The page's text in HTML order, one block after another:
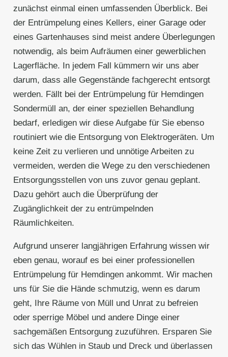
zunächst einmal einen umfassenden Überblick. Bei
der Entrümpelung eines Kellers, einer Garage oder
eines Gartenhauses sind meist andere Überlegungen
notwendig, als beim Aufräumen einer gewerblichen
Lagerfläche. In jedem Fall kümmern wir uns aber
darum, dass alle Gegenstände fachgerecht entsorgt
werden. Fällt bei der Entrümpelung für Hemdingen
Sondermüll an, der einer speziellen Behandlung
bedarf, erledigen wir diese Aufgabe für Sie ebenso
routiniert wie die Entsorgung von Elektrogeräten. Um
keine Zeit zu verlieren und unnötige Arbeiten zu
vermeiden, werden die Wege zu den verschiedenen
Entsorgungsstellen von uns zuvor genau geplant.
Dazu gehört auch die Überprüfung der
Zugänglichkeit der zu entrümpelnden
Räumlichkeiten.
Aufgrund unserer langjährigen Erfahrung wissen wir
eben genau, worauf es bei einer professionellen
Entrümpelung für Hemdingen ankommt. Wir machen
uns für Sie die Hände schmutzig, wenn es darum
geht, Ihre Räume von Müll und Unrat zu befreien
oder sperrige Möbel und andere Dinge einer
sachgemäßen Entsorgung zuzuführen. Ersparen Sie
sich das Wühlen in Staub und Dreck und überlassen